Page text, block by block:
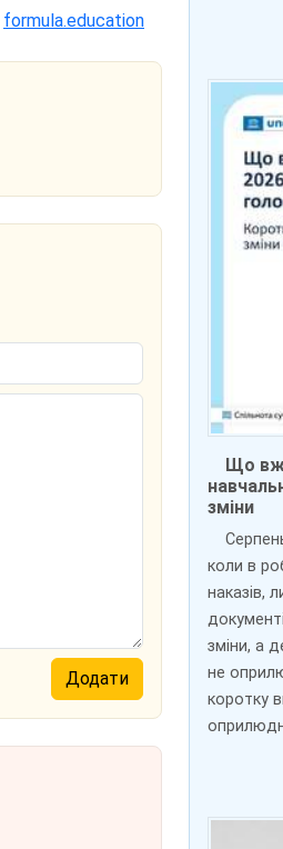
formula.education
Що
зміни
коли в
наказів,
зміни, а
не
коротку